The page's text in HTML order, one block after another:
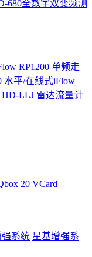
680全数字双变频测
RP1200 单频走
水平/在线式iFlow
HD-LLJ 雷达流量计
20 VCard
系统 星基增强系